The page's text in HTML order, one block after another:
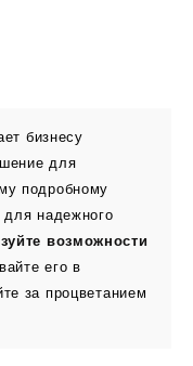
бизнесу
для
подробному
для надежного
возможности
его в
за процветанием